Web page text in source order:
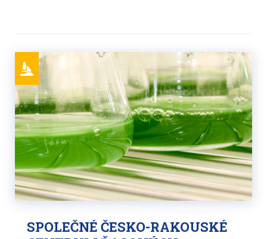
SPOLEČNÉ ČESKO-RAKOUSKÉ